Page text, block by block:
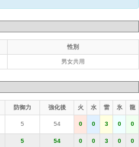
性別
男女共用
防御力 強化後 火 水 雷 氷 龍
5 54 0 0 3 0 0
5 54 0 0 3 0 0